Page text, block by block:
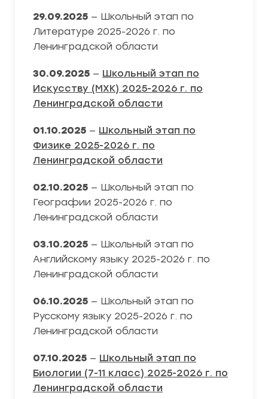
29.09.2025 — Школьный этап по
Литературе 2025-2026 г. по
Ленинградской области
30.09.2025 — Школьный этап по
Искусству (МХК) 2025-2026 г. по
Ленинградской области
01.10.2025 — Школьный этап по
Физике 2025-2026 г. по
Ленинградской области
02.10.2025 — Школьный этап по
Географии 2025-2026 г. по
Ленинградской области
03.10.2025 — Школьный этап по
Английскому языку 2025-2026 г. по
Ленинградской области
06.10.2025 — Школьный этап по
Русскому языку 2025-2026 г. по
Ленинградской области
07.10.2025 — Школьный этап по
Биологии (7-11 класс) 2025-2026 г. по
Ленинградской области